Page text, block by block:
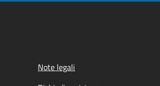
Note legali